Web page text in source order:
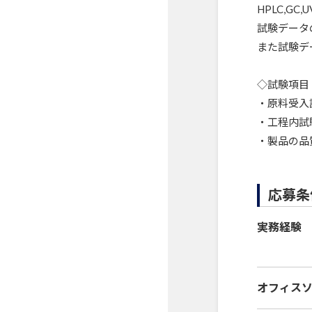
試験データ
また試験
◇試験項目
・原料受
・工程内試
・製品の
応募
実務経験
オフィス